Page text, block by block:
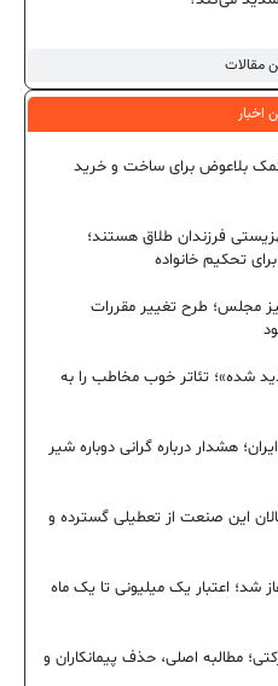
مقالات
اخبار
تومان کمک بلاعوض برای ساخت و خرید
فرزندان طلاق هستند؛
تحکیم خانواده
مجلس؛ طرح تغییر مقررات
شده»؛ تئاتر خوب مخاطب را به
هشدار درباره گرانی دوباره شیر
این صنعت از تعطیلی گسترده و
شد؛ اعتبار یک میلیونی تا یک ماه
مطالبه اصلی، حذف پیمانکاران و